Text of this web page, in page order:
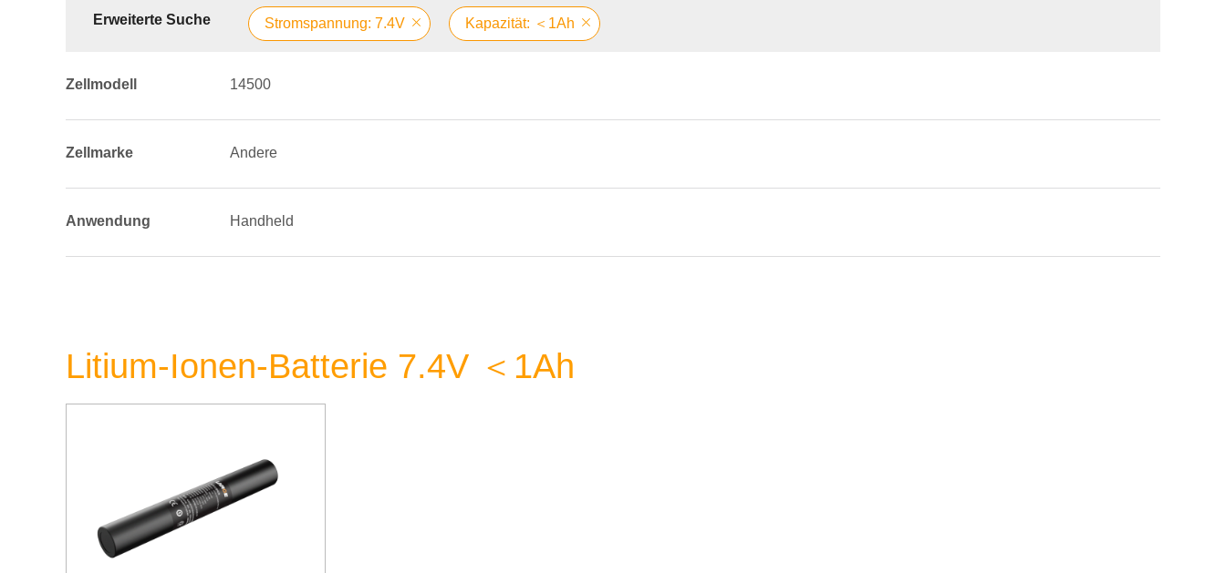
Erweiterte Suche Stromspannung: 7.4V Kapazität: ＜1Ah
Zellmodell 14500
Zellmarke Andere
Anwendung Handheld
Litium-Ionen-Batterie 7.4V ＜1Ah